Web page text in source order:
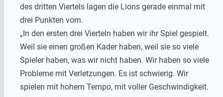
des dritten Viertels lagen die Lions gerade einmal mit
drei Punkten vorn.
„In den ersten drei Vierteln haben wir ihr Spiel gespielt.
Weil sie einen großen Kader haben, weil sie so viele
Spieler haben, was wir nicht haben. Wir haben so viele
Probleme mit Verletzungen. Es ist schwierig. Wir
spielen mit hohem Tempo, mit voller Geschwindigkeit.